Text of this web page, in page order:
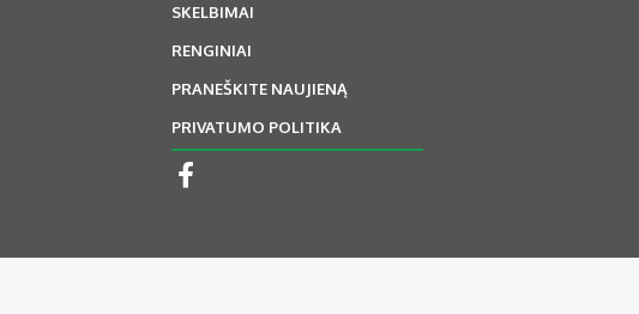
SKELBIMAI
RENGINIAI
PRANEŠKITE NAUJIENĄ
PRIVATUMO POLITIKA